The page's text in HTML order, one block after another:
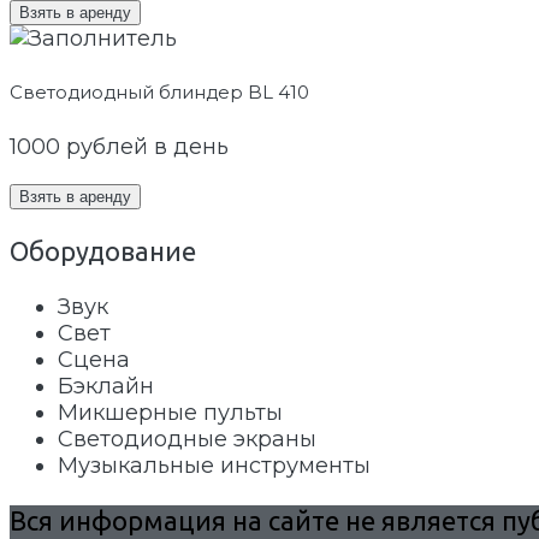
Взять в аренду
Светодиодный блиндер BL 410
1000 рублей в день
Взять в аренду
Оборудование
Звук
Свет
Сцена
Бэклайн
Микшерные пульты
Светодиодные экраны
Музыкальные инструменты
Вся информация на сайте не является